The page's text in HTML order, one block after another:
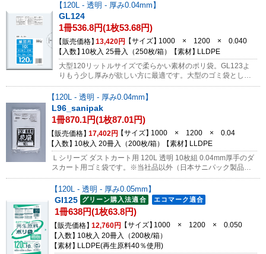
つ取り出せます。
120L - 透明 - 厚み0.04mm
GL124
1冊536.8円(1枚53.68円)
販売価格 13,420円 サイズ
1000 × 1200 × 0.040
入数
10枚入 25冊入（250枚/箱） 素材
LLDPE
大型120リットルサイズで柔らかい素材のポリ袋。GL123よ
りもう少し厚みが欲しい方に最適です。大型のゴミ袋とし
て、梱包用としてお使い頂けます。（1枚ずつ取り出せます）
120L - 透明 - 厚み0.04mm
L96_sanipak
1冊870.1円(1枚87.01円)
販売価格 17,402円 サイズ
1000 × 1200 × 0.04
入数
10枚入 20冊入（200枚/箱） 素材
LLDPE
Ｌシリーズ ダストカート用 120L 透明 10枚組 0.04mm厚手のダ
スカート用ゴミ袋です。※当社品以外（日本サニパック製品、
丸富製紙、ダイアラップ、クレラップ等）の返品は受けられま
せん。ご購入前に必ず商品のお間違いがないかご確認をお願い
します。
120L - 透明 - 厚み0.05mm
GI125
1冊638円(1枚63.8円)
販売価格 12,760円 サイズ
1000 × 1200 × 0.050
入数
10枚入 20冊入（200枚/箱）
素材
LLDPE(再生原料40％使用)